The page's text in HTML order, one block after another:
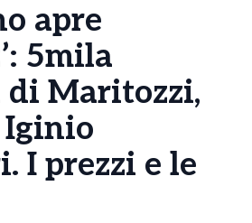
apre
5mila
Maritozzi,
I prezzi e le